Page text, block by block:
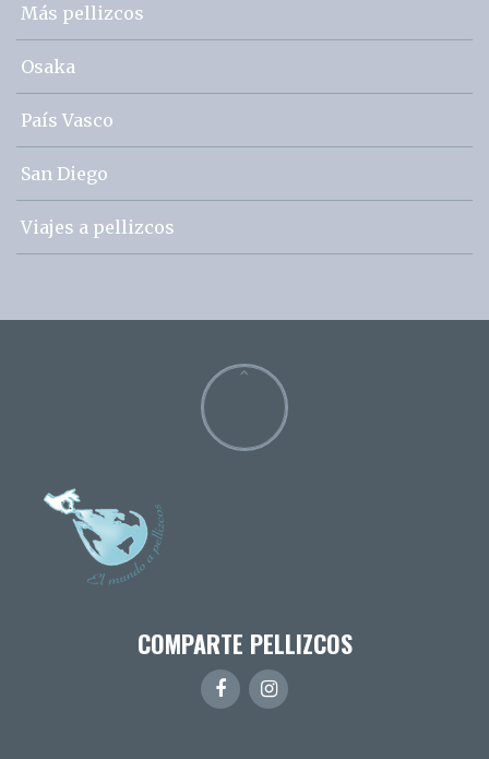
Más pellizcos
Osaka
País Vasco
San Diego
Viajes a pellizcos
COMPARTE PELLIZCOS